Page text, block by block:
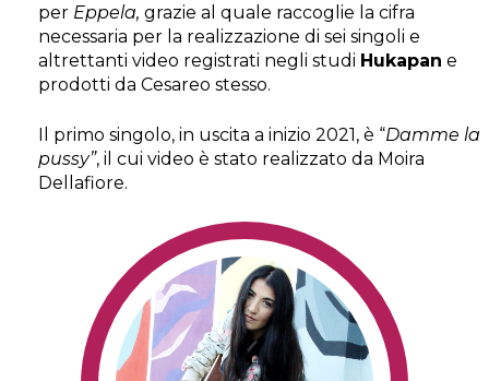
per Eppela, grazie al quale raccoglie la cifra
necessaria per la realizzazione di sei singoli e
altrettanti video registrati negli studi Hukapan e
prodotti da Cesareo stesso.
Il primo singolo, in uscita a inizio 2021, è “Damme la
pussy”, il cui video è stato realizzato da Moira
Dellafiore.